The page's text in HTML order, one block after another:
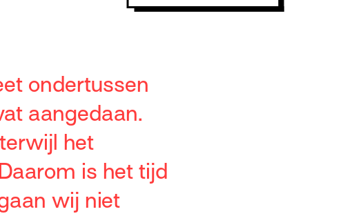
ondertussen
aangedaan.
het
is het tijd
wij niet